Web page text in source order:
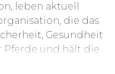
leben aktuell
die das
Gesundheit
und hält die
finden